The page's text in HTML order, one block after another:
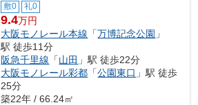
敷0 礼0
9.4万円
大阪モノレール本線 「万博記念公園 」
駅 徒歩11分
阪急千里線 「山田 」駅 徒歩22分
大阪モノレール彩都 「公園東口 」駅 徒歩
25分
築22年 / 66.24㎡